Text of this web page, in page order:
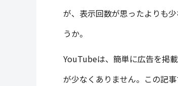
が、表示回数が思ったよりも
うか。
YouTubeは、簡単に広告を掲
が少なくありません。この記